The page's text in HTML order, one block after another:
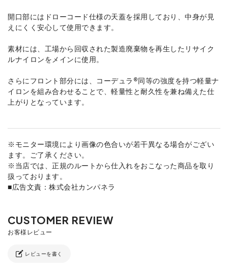
開口部にはドローコード仕様の天蓋を採用しており、中身が見
えにくく安心して使用できます。
素材には、工場から回収された製造廃棄物を再生したリサイク
ルナイロンをメインに使用。
さらにフロント部分には、コーデュラ®同等の強度を持つ軽量ナ
イロンを組み合わせることで、軽量性と耐久性を兼ね備えた仕
上がりとなっています。
※モニター環境により画像の色合いが若干異なる場合がござい
ます。ご了承ください。
※当店では、正規のルートから仕入れをおこなった商品を取り
扱っております。
■広告文責：株式会社カンパネラ
レビューを書く